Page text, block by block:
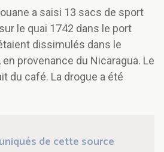
a saisi 13 sacs de sport
le quai 1742 dans le port
dissimulés dans le
en provenance du Nicaragua. Le
du café. La drogue a été
de cette source